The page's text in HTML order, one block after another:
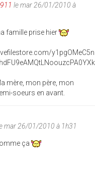
le mar 26/01/2010 à
famille prise hier
mère, mon père, mon
soeurs en avant.
mar 26/01/2010 à 1h31
ça